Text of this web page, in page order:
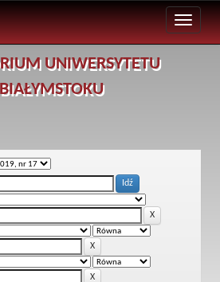
UNIWERSYTETU